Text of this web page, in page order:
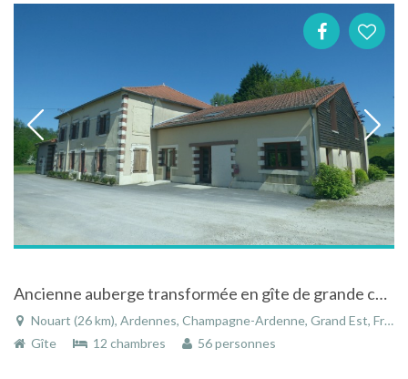
Ancienne auberge transformée en gîte de grande capacité
Nouart (26 km), Ardennes, Champagne-Ardenne, Grand Est, France
Gîte
12 chambres 56 personnes